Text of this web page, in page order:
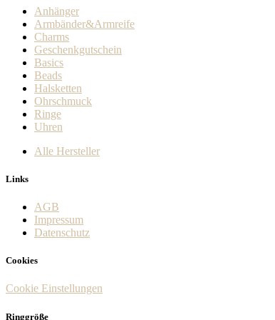
Anhänger
Armbänder&Armreife
Charms
Geschenkgutschein
Basics
Beads
Halsketten
Ohrschmuck
Ringe
Uhren
Alle Hersteller
Links
AGB
Impressum
Datenschutz
Cookies
Cookie Einstellungen
Ringgröße